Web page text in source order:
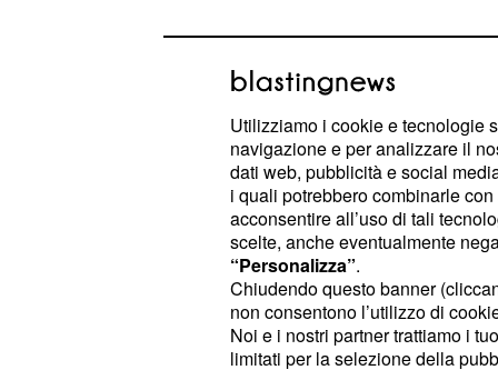
Un recente sondaggiosu Twitterha
persone sente Yanny mentre il
Chiaramente questo ha creato un
dividendo la Nazione. Ma cosa
Utilizziamo i cookie e tecnologie
navigazione e per analizzare il
dati web, pubblicità e social
i quali potrebbero combinarle
acconsentire all’uso di tali
scelte, anche eventualmente
“Personalizza”.
Chiudendo questo banner
non consentono l’utilizzo di
Noi e i nostri partner trattiamo i
limitati per la selezione della